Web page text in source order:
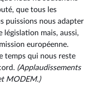
que tous les
puissions nous adapter
législation mais, aussi,
européenne.
temps qui nous reste
(Applaudissements
MODEM.)